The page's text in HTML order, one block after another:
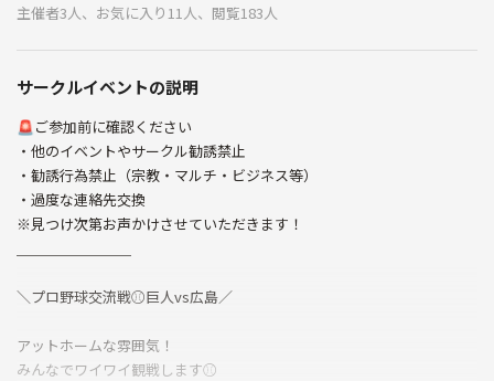
主催者3人、お気に入り11人、閲覧183人
サークルイベントの説明
🚨ご参加前に確認ください
・他のイベントやサークル勧誘禁止
・勧誘行為禁止（宗教・マルチ・ビジネス等）
・過度な連絡先交換
※見つけ次第お声かけさせていただきます！
＼プロ野球交流戦⚾️巨人vs広島／
アットホームな雰囲気！
みんなでワイワイ観戦します⚾️